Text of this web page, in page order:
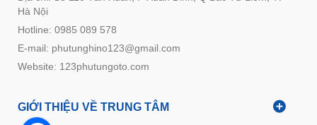
Hà Nội
Hotline: 0985 089 578
E-mail: phutunghino123@gmail.com
Website: 123phutungoto.com
GIỚI THIỆU VỀ TRUNG TÂM